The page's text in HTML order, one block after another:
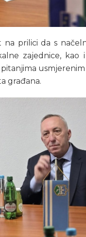
na prilici da s
zajednice, kao
građana.